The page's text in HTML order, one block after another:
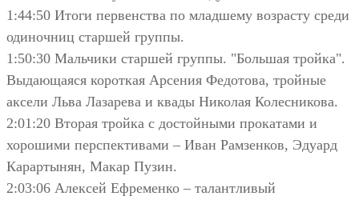
1:44:50 Итоги первенства по младшему возрасту среди
одиночниц старшей группы.
1:50:30 Мальчики старшей группы. "Большая тройка".
Выдающаяся короткая Арсения Федотова, тройные
аксели Льва Лазарева и квады Николая Колесникова.
2:01:20 Вторая тройка с достойными прокатами и
хорошими перспективами – Иван Рамзенков, Эдуард
Карартынян, Макар Пузин.
2:03:06 Алексей Ефременко – талантливый